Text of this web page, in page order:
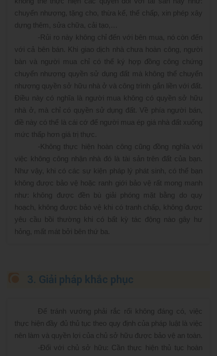
chuyển nhượng, tặng cho, thừa kế, thế chấp, xin phép xây
dựng thêm, sửa chữa, cải tạo,…
-Rủi ro này không chỉ đến với bên mua, nó còn đến
với cả bên bán. Khi giao dịch nhà chưa hoàn công, người
bàn và người mua chỉ có thể ký hợp đồng công chứng
chuyển nhượng quyền sử dụng đất mà không thể chuyển
nhượng quyền sở hữu nhà ở và công trình gắn liền với đất.
Điều này có nghĩa là người mua không có quyền sở hữu
nhà ở, mà chỉ có quyền sử dụng đất. Về phía người bán,
điề này có thể là cái cớ để người mua ép giá nhà đất xuống
mức thấp hơn giá trị thực.
- Không thực hiện hoàn công cũng đồng nghĩa với
việc không công nhận nhà đó là tài sản trên đất của bạn.
Như vậy, khi có các sự kiện pháp lý phát sinh, có thể bạn
không được bảo vệ hoặc ranh giới bảo vệ rất mong manh
như: không được đền bù giải phóng mặt bằng do quy
hoạch, không được bảo vệ khi có tranh chấp, không được
yêu cầu bồi thường khi có bất kỳ tác động nào gây hư
hỏng, mất mát bởi bên thứ ba.
3. Giải pháp khắc phục
Để tránh vướng phải rắc rối không đáng có, việc
thực hiện đầy đủ thủ tục theo quy định của pháp luật là việc
nên làm và quyền lợi của chủ sở hữu được bảo vệ an toàn.
-Đối với chủ sở hữu: Cần thực hiện thủ tục hoàn